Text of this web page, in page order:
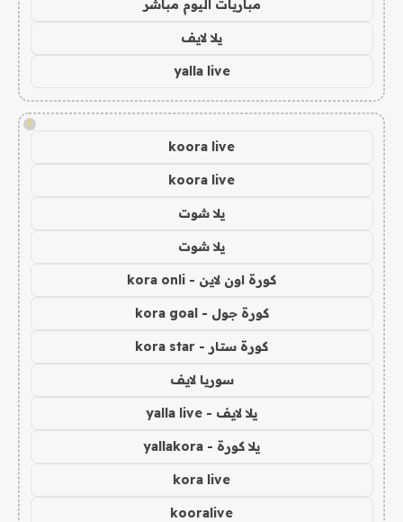
مباريات اليوم مباشر
يلا لايف
yalla live
!
koora live
koora live
يلا شوت
يلا شوت
كورة اون لاين - kora onli
كورة جول - kora goal
كورة ستار - kora star
سوريا لايف
يلا لايف - yalla live
يلا كورة - yallakora
kora live
kooralive